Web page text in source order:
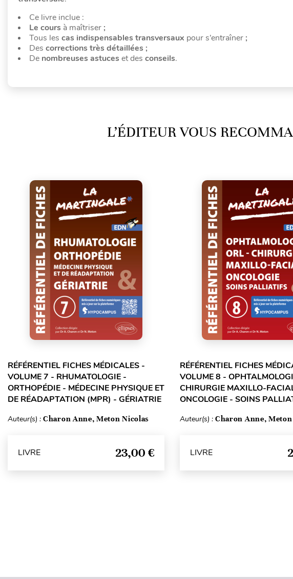
Ce livre inclue :
Le cours à maîtriser ;
Tous les cas indispensables transversaux pour s’entraîner ;
Des corrections très détaillées ;
De nombreuses astuces et des conseils.
L’ÉDITEUR VOUS
RÉFÉRENTIEL FICHES MÉDICALES -
VOLUME 7 - RHUMATOLOGIE -
ORTHOPÉDIE - MÉDECINE PHYSIQUE ET
DE RÉADAPTATION (MPR) - GÉRIATRIE
Auteur(s) : Charon Anne, Meton Nicolas
LIVRE 23,00 €
RÉFÉRENTIEL FICHES
VOLUME 8 -
CHIRURGIE MAXILLO-
ONCOLOGIE - SOINS
Auteur(s) : Charon Anne,
LIVRE